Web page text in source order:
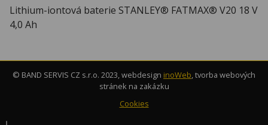
Lithium-iontová baterie STANLEY® FATMAX® V20 18 V
4,0 Ah
© BAND SERVIS CZ s.r.o. 2023, webdesign inoWeb, tvorba webových
stránek na zakázku
Cookies